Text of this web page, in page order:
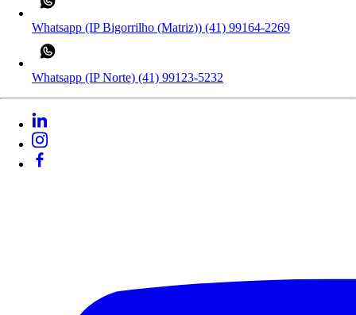
Whatsapp (IP Bigorrilho (Matriz)) (41) 99164-2269
Whatsapp (IP Norte) (41) 99123-5232